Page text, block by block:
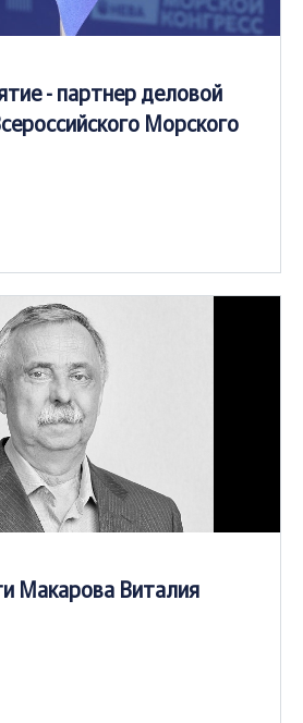
- партнер деловой
Морского
Макарова Виталия